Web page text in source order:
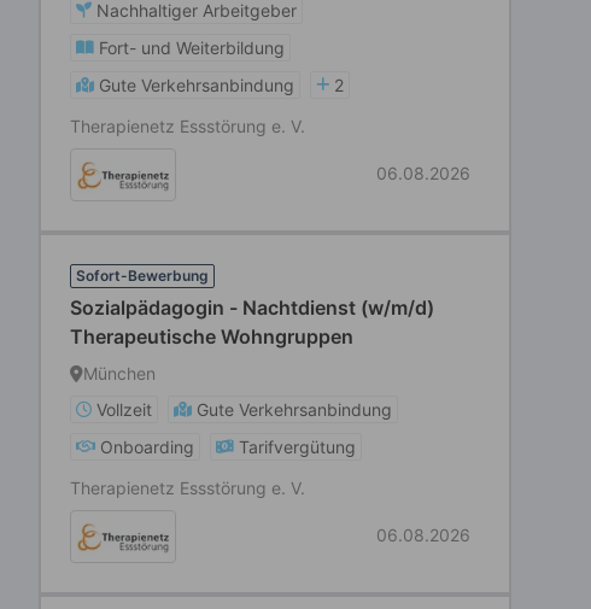
Nachhaltiger Arbeitgeber
Fort- und Weiterbildung
Gute Verkehrsanbindung
2
Therapienetz Essstörung e. V.
06.08.2026
Sofort-Bewerbung
Sozialpädagogin - Nachtdienst (w/m/d)
Therapeutische Wohngruppen
München
Vollzeit
Gute Verkehrsanbindung
Onboarding
Tarifvergütung
Therapienetz Essstörung e. V.
06.08.2026